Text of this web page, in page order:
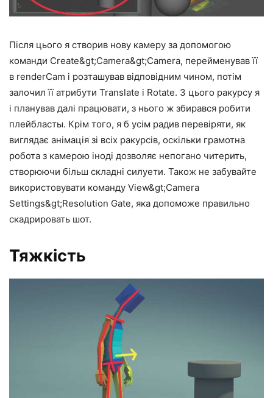
Після цього я створив нову камеру за допомогою
команди Create&gt;Camera&gt;Camera, перейменував її
в renderCam і розташував відповідним чином, потім
залочил її атрибути Translate і Rotate. З цього ракурсу я
і планував далі працювати, з нього ж збирався робити
плейбласты. Крім того, я б усім радив перевіряти, як
виглядає анімація зі всіх ракурсів, оскільки грамотна
робота з камерою іноді дозволяє непогано читерить,
створюючи більш складні силуети. Також не забувайте
використовувати команду View&gt;Camera
Settings&gt;Resolution Gate, яка допоможе правильно
скадрировать шот.
Тяжкість